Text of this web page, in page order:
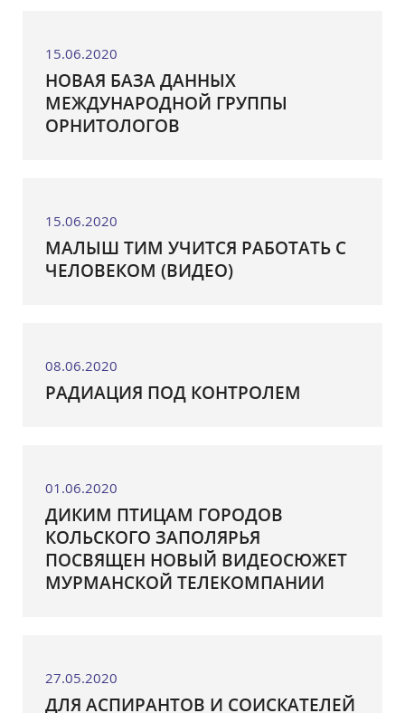
15.06.2020
НОВАЯ БАЗА ДАННЫХ
МЕЖДУНАРОДНОЙ ГРУППЫ
ОРНИТОЛОГОВ
15.06.2020
МАЛЫШ ТИМ УЧИТСЯ РАБОТАТЬ С
ЧЕЛОВЕКОМ (ВИДЕО)
08.06.2020
РАДИАЦИЯ ПОД КОНТРОЛЕМ
01.06.2020
ДИКИМ ПТИЦАМ ГОРОДОВ
КОЛЬСКОГО ЗАПОЛЯРЬЯ
ПОСВЯЩЕН НОВЫЙ ВИДЕОСЮЖЕТ
МУРМАНСКОЙ ТЕЛЕКОМПАНИИ
27.05.2020
ДЛЯ АСПИРАНТОВ И СОИСКАТЕЛЕЙ